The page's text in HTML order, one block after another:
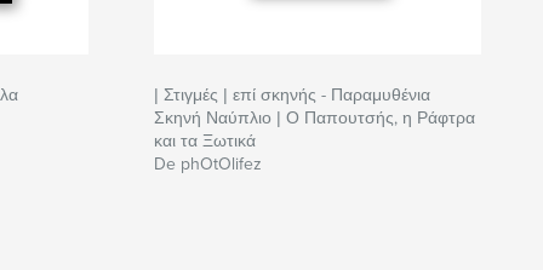
| Στιγμές | επί σκηνής - Παραμυθένια
Σκηνή Ναύπλιο | Ο Παπουτσής, η Ράφτρα
και τα Ξωτικά
De phOtOlifez